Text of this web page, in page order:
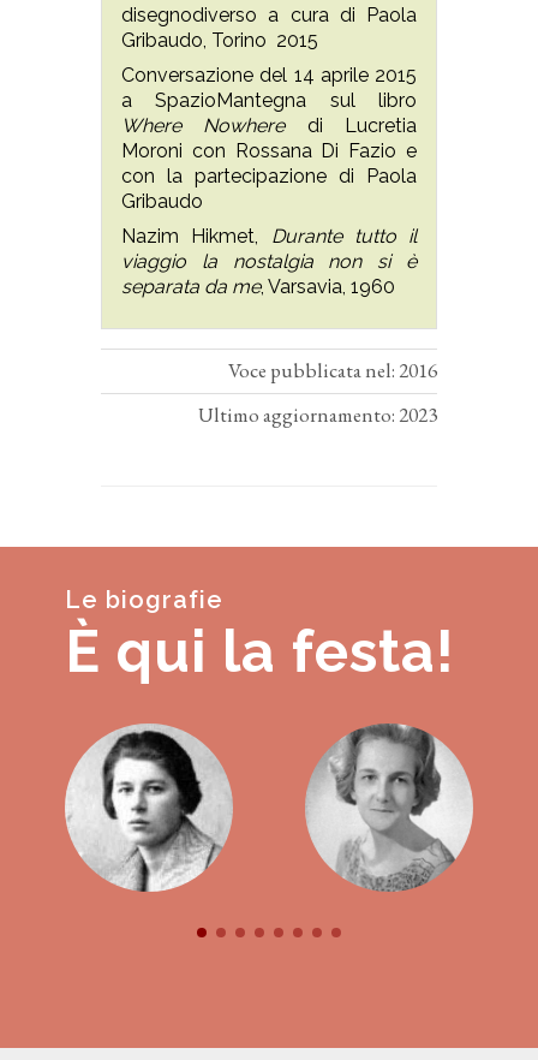
disegnodiverso a cura di Paola
Gribaudo, Torino 2015
Conversazione del 14 aprile 2015
a SpazioMantegna sul libro
Where Nowheredi Lucretia
Moroni con Rossana Di Fazio e
con la partecipazione di Paola
Gribaudo
Nazim Hikmet, Durante tutto il
viaggio la nostalgia non si è
separata da me, Varsavia, 1960
Voce pubblicata nel: 2016
Ultimo aggiornamento: 2023
Le biografie
È qui la festa!